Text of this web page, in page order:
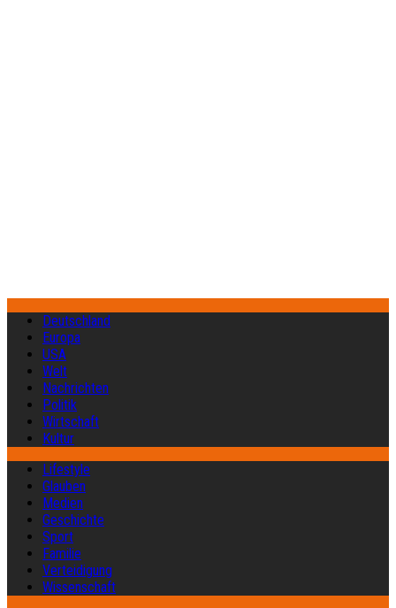
Deutschland
Europa
USA
Welt
Nachrichten
Politik
Wirtschaft
Kultur
Lifestyle
Glauben
Medien
Geschichte
Sport
Familie
Verteidigung
Wissenschaft